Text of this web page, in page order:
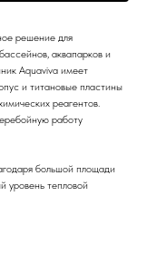
решение для
аквапарков и
Aquaviva имеет
и титановые пластины
реагентов.
работу
большой площади
уровень тепловой